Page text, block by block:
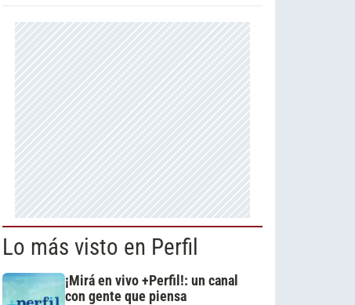
Lo más visto en Perfil
¡Mirá en vivo +Perfil!: un canal
con gente que piensa